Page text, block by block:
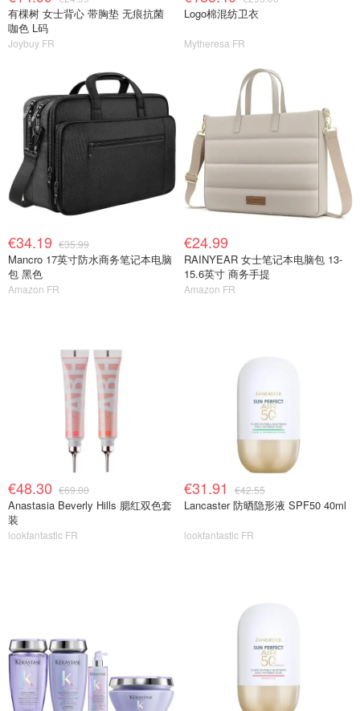
有棵树 女士背心 带胸垫 无痕抗菌
咖色 L码
Joybuy FR
Logo棉混纺卫衣
Mytheresa FR
€34.19 €35.99
Mancro 17英寸防水商务笔记本电脑
包 黑色
Amazon FR
€24.99
RAINYEAR 女士笔记本电脑包 13-
15.6英寸 商务手提
Amazon FR
€48.30 €69.00
Anastasia Beverly Hills 腮红双色套
装
lookfantastic FR
€31.91 €42.55
Lancaster 防晒隐形液 SPF50 40ml
lookfantastic FR